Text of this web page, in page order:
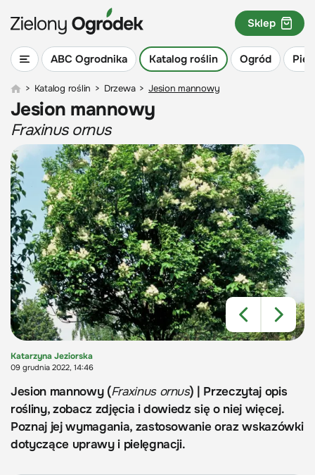
ABC Ogrodnika Katalog roślin Ogród
Sklep
> Katalog roślin > Drzewa > Jesion mannowy
Jesion mannowy
Fraxinus ornus
Katarzyna Jeziorska
09 grudnia 2022, 14:46
Jesion mannowy (Fraxinus ornus) | Przeczytaj opis
rośliny, zobacz zdjęcia i dowiedz się o niej więcej.
Poznaj jej wymagania, zastosowanie oraz wskazówki
dotyczące uprawy i pielęgnacji.